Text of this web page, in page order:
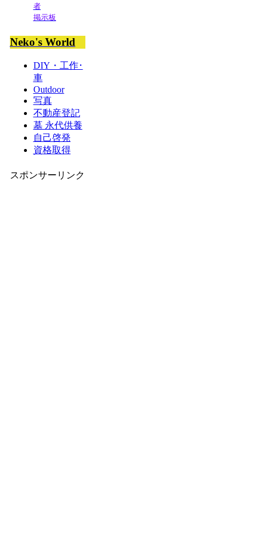
者
掲示板
Neko's World
DIY・工作･
車
Outdoor
写真
不動産登記
墓 永代供養
自己啓発
資格取得
スポンサーリンク